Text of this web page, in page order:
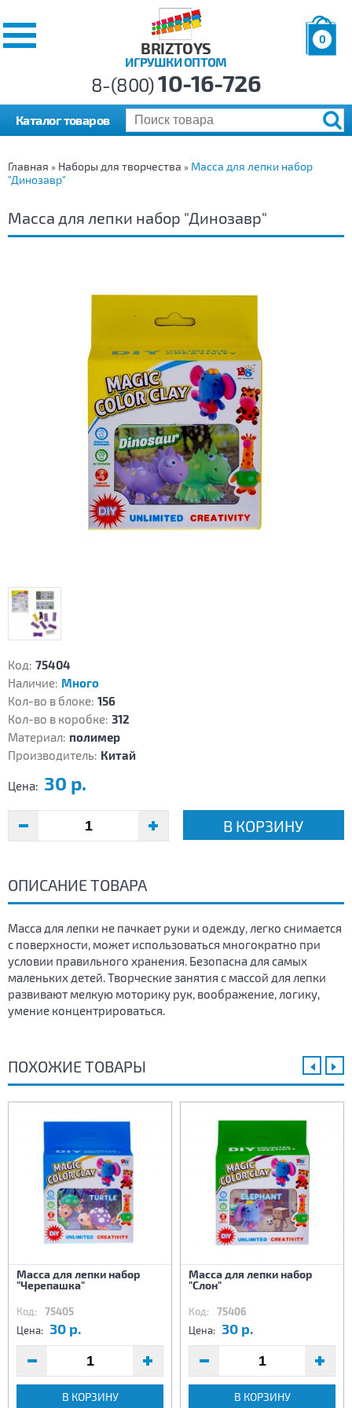
BRIZTOYS
ИГРУШКИ ОПТОМ
0
р.
8-(800)10-16-726
Каталог товаров
Главная » Наборы для творчества » Масса для лепки набор
"Динозавр"
Масса для лепки набор "Динозавр"
Код: 75404
Наличие: Много
Кол-во в блоке: 156
Кол-во в коробке: 312
Материал: полимер
Производитель: Китай
Цена: 30 р.
В КОРЗИНУ
ОПИСАНИЕ ТОВАРА
Масса для лепки не пачкает руки и одежду, легко снимается
с поверхности, может использоваться многократно при
условии правильного хранения. Безопасна для самых
маленьких детей. Творческие занятия с массой для лепки
развивают мелкую моторику рук, воображение, логику,
умение концентрироваться.
ПОХОЖИЕ ТОВАРЫ
Масса для лепки набор
"Черепашка"
Код: 75405
Цена: 30 р.
В КОРЗИНУ
Масса для лепки набор
"Слон"
Код: 75406
Цена: 30 р.
В КОРЗИНУ